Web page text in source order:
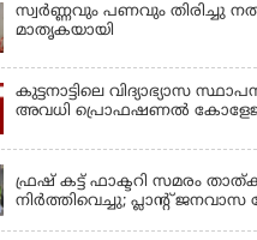
സ്വർണ്ണവും പണവും തിരിച്ചു
മാതൃകയായി
കുട്ടനാട്ടിലെ വിദ്യാഭ്യാസ
അവധി പ്രൊഫഷണൽ
ഫ്രഷ് കട്ട് ഫാക്ടറി സമരം
നിർത്തിവെച്ചു; പ്ലാൻ്റ് ജനവാസ